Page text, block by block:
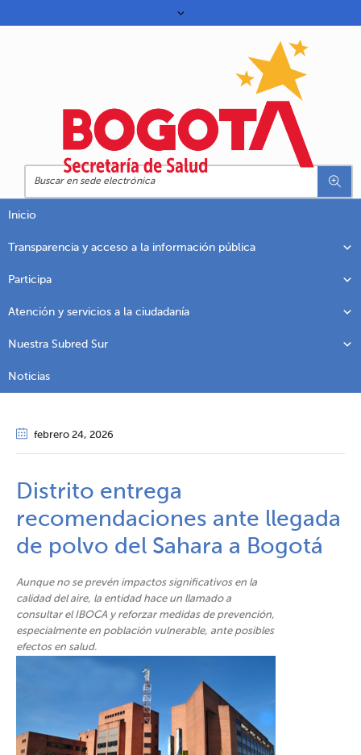
Inicio
Transparencia y acceso a la información pública
Participa
Atención y servicios a la ciudadanía
Nuestra Subred Sur
Noticias
febrero 24, 2026
Distrito entrega
recomendaciones ante llegada
de polvo del Sahara a Bogotá
Aunque no se prevén impactos significativos en la
calidad del aire, la entidad hace un llamado a
consultar el IBOCA y reforzar medidas de prevención,
especialmente en población v​ulnerable, ante posibles
efectos en salud.